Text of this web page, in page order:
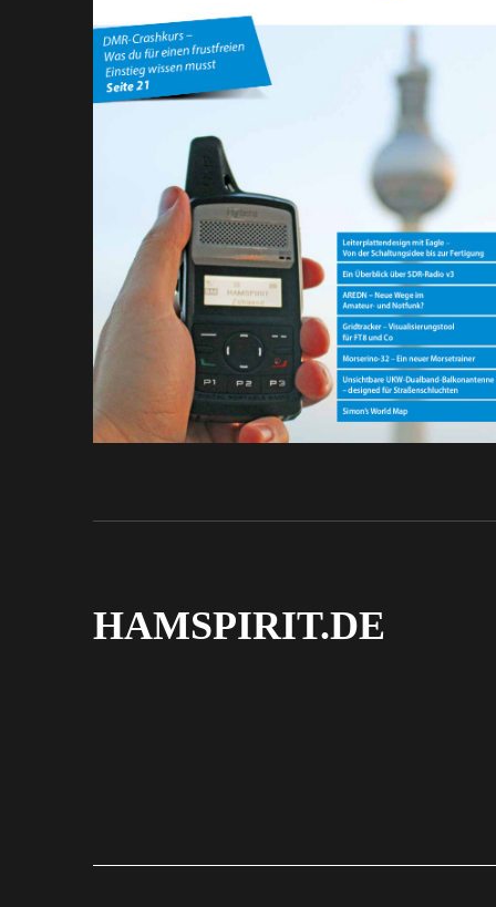
HAMSPIRIT.DE